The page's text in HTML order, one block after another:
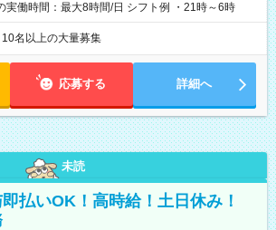
実働時間：最大8時間/日 シフト例 ・21時～6時
10名以上の大量募集
応募する 詳細へ
未読
払いOK！高時給！土日休み！